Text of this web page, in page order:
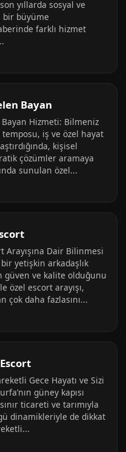
yıllarda sosyal ve
bir büyüme
farklı hizmet
Bayan
Bayan Hizmeti: Bilmeniz
temposu, iş ve özel hayat
kişisel
çözümler aramaya
sunulan özel...
Arayışına Dair Bilinmesi
yetişkin arkadaşlık
güven ve kalite olduğunu
özel escort arayışı,
çok daha fazlasını...
Gece Hayatı ve Sizi
güney kapısı
ticareti ve tarımıyla
dinamikleriyle de dikkat